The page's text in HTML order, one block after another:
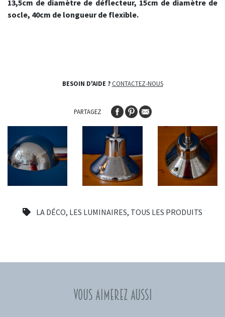
LA DÉCO, LES LUMINAIRES, TOUS LES PRODUITS
13,5cm de diamètre de déflecteur, 15cm de diamètre de
socle, 40cm de longueur de flexible.
BESOIN D'AIDE ? CONTACTEZ-NOUS
PARTAGEZ
Vous aimerez aussi